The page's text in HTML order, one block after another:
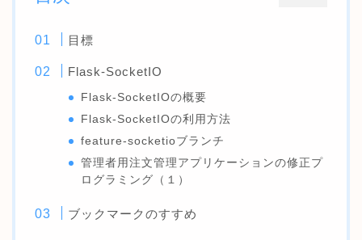
目標
Flask-SocketIO
Flask-SocketIOの概要
Flask-SocketIOの利用方法
feature-socketioブランチ
管理者用注文管理アプリケーションの修正プ
ログラミング（１）
ブックマークのすすめ